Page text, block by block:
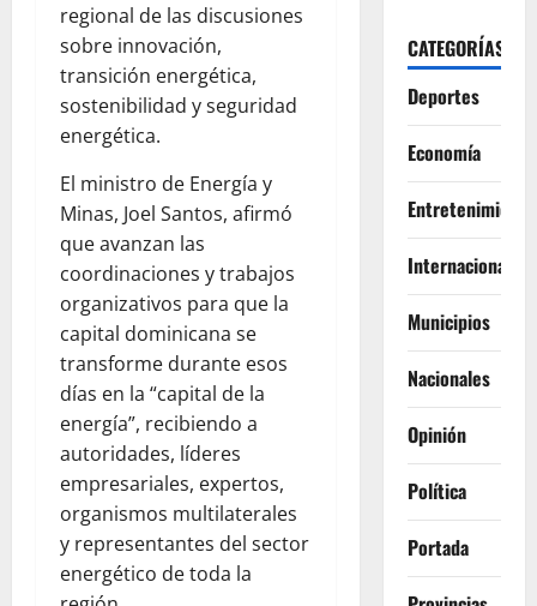
regional de las discusiones
sobre innovación,
transición energética,
sostenibilidad y seguridad
energética.
El ministro de Energía y
Minas, Joel Santos, afirmó
que avanzan las
coordinaciones y trabajos
organizativos para que la
capital dominicana se
transforme durante esos
días en la “capital de la
energía”, recibiendo a
autoridades, líderes
empresariales, expertos,
organismos multilaterales
y representantes del sector
energético de toda la
CATEGORÍAS
Deportes
Economía
Entretenimiento
Internacionales
Municipios
Nacionales
Opinión
Política
Portada